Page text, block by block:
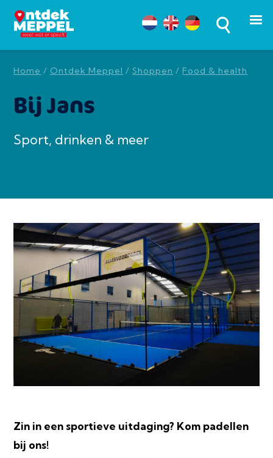
Home / Ontdek Meppel /Shoppen / Food & health
Bij Jans
Sport, drinken & meer
Zin in een sportieve uitdaging? Kom padellen
bij ons!